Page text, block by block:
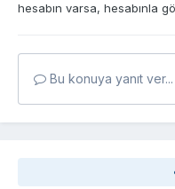
hesabın varsa, hesabınla
Bu konuya yanıt ver...